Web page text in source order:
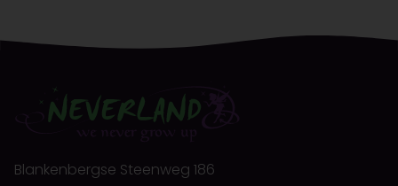
Blankenbergse Steenweg 186